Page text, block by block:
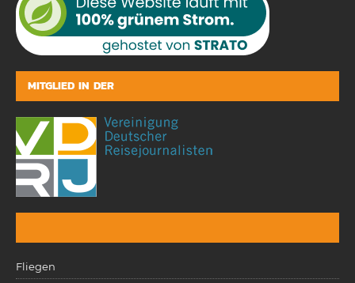
MITGLIED IN DER
Fliegen